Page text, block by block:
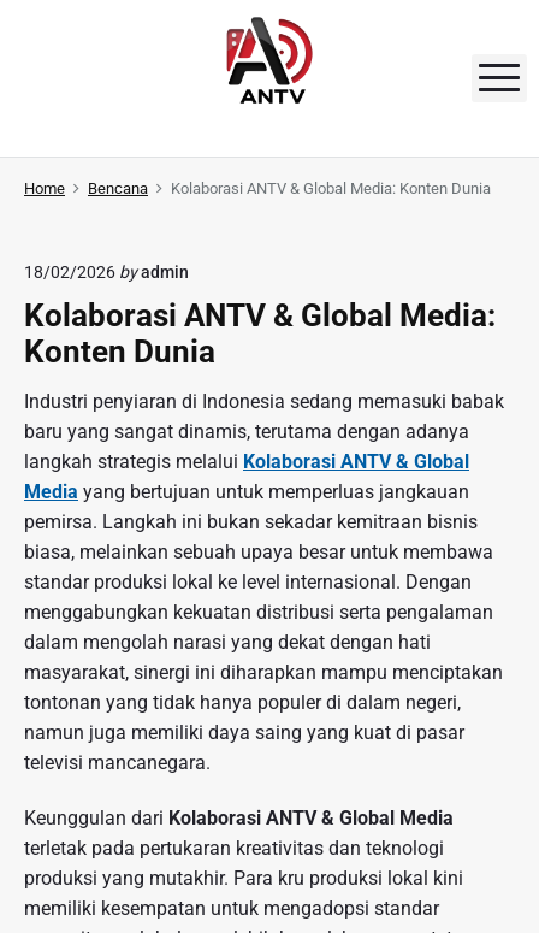
o
A
N
Home Bencana Kolaborasi ANTV & Global Media: Konten Dunia
18/02/2026 byadmin
Kolaborasi ANTV & Global Media:
Konten Dunia
Industri penyiaran di Indonesia sedang memasuki babak
baru yang sangat dinamis, terutama dengan adanya
langkah strategis melalui Kolaborasi ANTV & Global
Media yang bertujuan untuk memperluas jangkauan
pemirsa. Langkah ini bukan sekadar kemitraan bisnis
biasa, melainkan sebuah upaya besar untuk membawa
standar produksi lokal ke level internasional. Dengan
menggabungkan kekuatan distribusi serta pengalaman
dalam mengolah narasi yang dekat dengan hati
masyarakat, sinergi ini diharapkan mampu menciptakan
tontonan yang tidak hanya populer di dalam negeri,
namun juga memiliki daya saing yang kuat di pasar
televisi mancanegara.
Keunggulan dari Kolaborasi ANTV & Global Media
terletak pada pertukaran kreativitas dan teknologi
produksi yang mutakhir. Para kru produksi lokal kini
memiliki kesempatan untuk mengadopsi standar